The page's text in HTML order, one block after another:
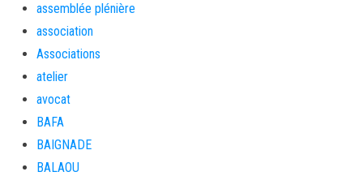
assemblée plénière
association
Associations
atelier
avocat
BAFA
BAIGNADE
BALAOU